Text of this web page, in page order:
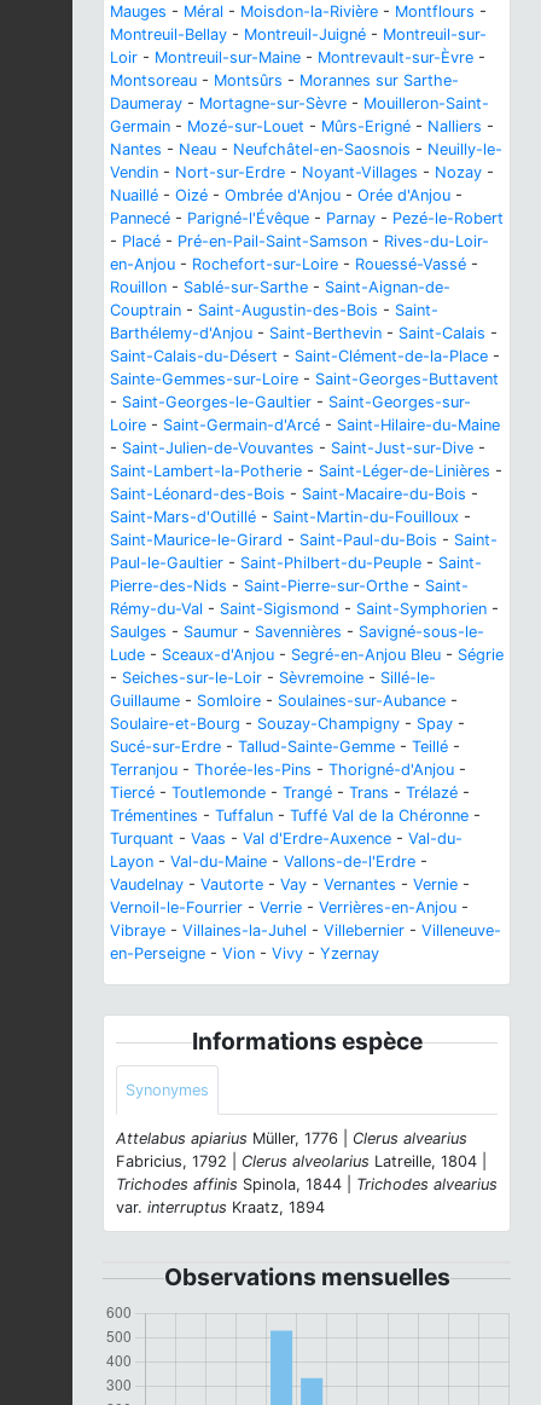
Mauges - Méral - Moisdon-la-Rivière - Montflours -
Montreuil-Bellay - Montreuil-Juigné - Montreuil-sur-
Loir - Montreuil-sur-Maine - Montrevault-sur-Èvre -
Montsoreau - Montsûrs - Morannes sur Sarthe-
Daumeray - Mortagne-sur-Sèvre - Mouilleron-Saint-
Germain - Mozé-sur-Louet - Mûrs-Erigné - Nalliers -
Nantes - Neau - Neufchâtel-en-Saosnois - Neuilly-le-
Vendin - Nort-sur-Erdre - Noyant-Villages - Nozay -
Nuaillé - Oizé - Ombrée d'Anjou - Orée d'Anjou -
Pannecé - Parigné-l'Évêque - Parnay - Pezé-le-Robert
- Placé - Pré-en-Pail-Saint-Samson - Rives-du-Loir-
en-Anjou - Rochefort-sur-Loire - Rouessé-Vassé -
Rouillon - Sablé-sur-Sarthe - Saint-Aignan-de-
Couptrain - Saint-Augustin-des-Bois - Saint-
Barthélemy-d'Anjou - Saint-Berthevin - Saint-Calais -
Saint-Calais-du-Désert - Saint-Clément-de-la-Place -
Sainte-Gemmes-sur-Loire - Saint-Georges-Buttavent
- Saint-Georges-le-Gaultier - Saint-Georges-sur-
Loire - Saint-Germain-d'Arcé - Saint-Hilaire-du-Maine
- Saint-Julien-de-Vouvantes - Saint-Just-sur-Dive -
Saint-Lambert-la-Potherie - Saint-Léger-de-Linières -
Saint-Léonard-des-Bois - Saint-Macaire-du-Bois -
Saint-Mars-d'Outillé - Saint-Martin-du-Fouilloux -
Saint-Maurice-le-Girard - Saint-Paul-du-Bois - Saint-
Paul-le-Gaultier - Saint-Philbert-du-Peuple - Saint-
Pierre-des-Nids - Saint-Pierre-sur-Orthe - Saint-
Rémy-du-Val - Saint-Sigismond - Saint-Symphorien -
Saulges - Saumur - Savennières - Savigné-sous-le-
Lude - Sceaux-d'Anjou - Segré-en-Anjou Bleu - Ségrie
- Seiches-sur-le-Loir - Sèvremoine - Sillé-le-
Guillaume - Somloire - Soulaines-sur-Aubance -
Soulaire-et-Bourg - Souzay-Champigny - Spay -
Sucé-sur-Erdre - Tallud-Sainte-Gemme - Teillé -
Terranjou - Thorée-les-Pins - Thorigné-d'Anjou -
Tiercé - Toutlemonde - Trangé - Trans - Trélazé -
Trémentines - Tuffalun - Tuffé Val de la Chéronne -
Turquant - Vaas - Val d'Erdre-Auxence - Val-du-
Layon - Val-du-Maine - Vallons-de-l'Erdre -
Vaudelnay - Vautorte - Vay - Vernantes - Vernie -
Vernoil-le-Fourrier - Verrie - Verrières-en-Anjou -
Vibraye - Villaines-la-Juhel - Villebernier - Villeneuve-
en-Perseigne - Vion - Vivy - Yzernay
Informations espèce
Synonymes
Attelabus apiarius Müller, 1776 | Clerus alvearius
Fabricius, 1792 | Clerus alveolarius Latreille, 1804 |
Trichodes affinis Spinola, 1844 | Trichodes alvearius
var. interruptus Kraatz, 1894
Observations mensuelles